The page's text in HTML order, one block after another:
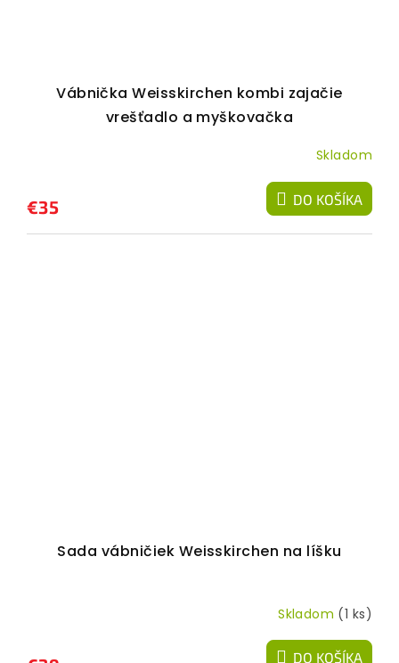
Vábnička Weisskirchen kombi zajačie
vrešťadlo a myškovačka
Skladom
€35 DO KOŠÍKA
Sada vábničiek Weisskirchen na líšku
Skladom (1 ks)
DO KOŠÍKA